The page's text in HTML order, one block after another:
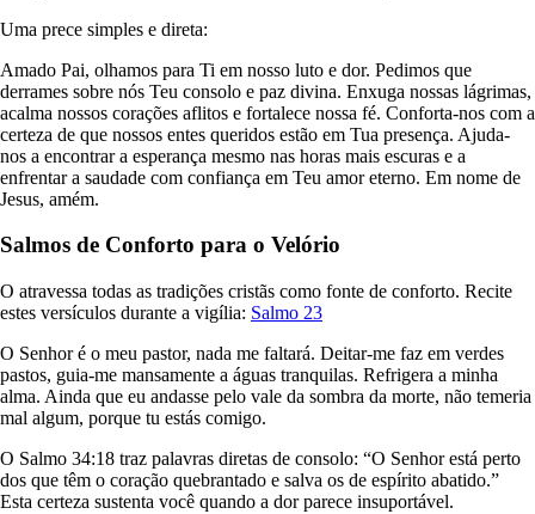
Uma prece simples e direta:
Amado Pai, olhamos para Ti em nosso luto e dor. Pedimos que
derrames sobre nós Teu consolo e paz divina. Enxuga nossas lágrimas,
acalma nossos corações aflitos e fortalece nossa fé. Conforta-nos com a
certeza de que nossos entes queridos estão em Tua presença. Ajuda-
nos a encontrar a esperança mesmo nas horas mais escuras e a
enfrentar a saudade com confiança em Teu amor eterno. Em nome de
Jesus, amém.
Salmos de Conforto para o Velório
O atravessa todas as tradições cristãs como fonte de conforto. Recite
estes versículos durante a vigília: Salmo 23
O Senhor é o meu pastor, nada me faltará. Deitar-me faz em verdes
pastos, guia-me mansamente a águas tranquilas. Refrigera a minha
alma. Ainda que eu andasse pelo vale da sombra da morte, não temeria
mal algum, porque tu estás comigo.
O Salmo 34:18 traz palavras diretas de consolo: “O Senhor está perto
dos que têm o coração quebrantado e salva os de espírito abatido.”
Esta certeza sustenta você quando a dor parece insuportável.